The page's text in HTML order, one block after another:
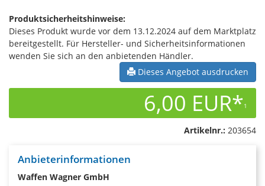
Produktsicherheitshinweise:
Dieses Produkt wurde vor dem 13.12.2024 auf dem Marktplatz
bereitgestellt. Für Hersteller- und Sicherheitsinformationen
wenden Sie sich an den anbietenden Händler.
Dieses Angebot ausdrucken
6,00 EUR*1
Artikelnr.: 203654
Anbieterinformationen
Waffen Wagner GmbH